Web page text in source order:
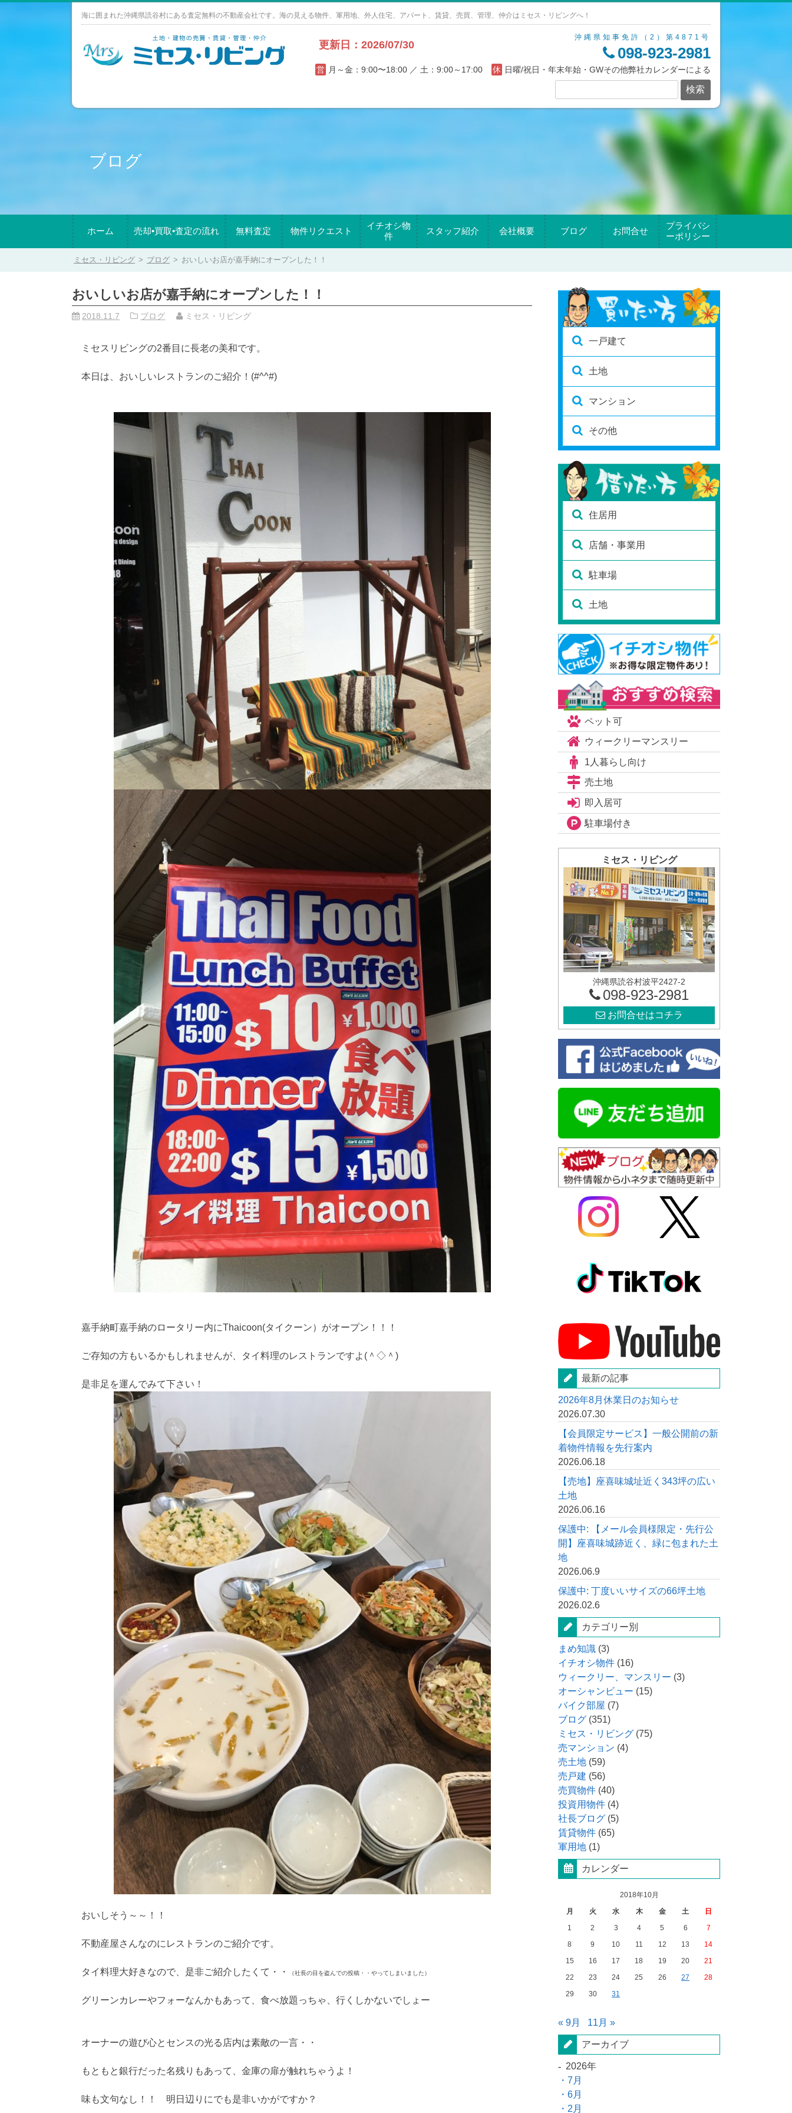
海に囲まれた沖縄県読谷村にある査定無料の不動産会社です。海の見える物件、軍用地、外人住宅、アパート、賃貸、売買、管理、仲介はミセス・リビングへ！
更新日：2026/07/30
沖縄県知事免許（2）第4871号
098-923-2981
営 月～金：9:00〜18:00 ／ 土：9:00～17:00 休 日曜/祝日・年末年始・GWその他弊社カレンダーによる
ブログ
ホーム 売却•買取•査定の流れ 無料査定 物件リクエスト
イチオシ物
件
スタッフ紹介 会社概要 ブログ お問合せ
プライバシ
ーポリシー
ミセス・リビング > ブログ > おいしいお店が嘉手納にオープンした！！
おいしいお店が嘉手納にオープンした！！
2018.11.7 ブログ ミセス・リビング
ミセスリビングの2番目に長老の美和です。
本日は、おいしいレストランのご紹介！(#^^#)
嘉手納町嘉手納のロータリー内にThaicoon(タイクーン）がオープン！！！
ご存知の方もいるかもしれませんが、タイ料理のレストランですよ(＾◇＾)
是非足を運んでみて下さい！
おいしそう～～！！
不動産屋さんなのにレストランのご紹介です。
タイ料理大好きなので、是非ご紹介したくて・・ （社長の目を盗んでの投稿・・やってしまいました）
グリーンカレーやフォーなんかもあって、食べ放題っちゃ、行くしかないでしょー
オーナーの遊び心とセンスの光る店内は素敵の一言・・
もともと銀行だった名残りもあって、金庫の扉が触れちゃうよ！
味も文句なし！！ 明日辺りにでも是非いかがですか？
一戸建て
土地
マンション
その他
住居用
店舗・事業用
駐車場
土地
ペット可
ウィークリーマンスリー
1人暮らし向け
売土地
即入居可
駐車場付き
ミセス・リビング
沖縄県読谷村波平2427-2
098-923-2981
お問合せはコチラ
最新の記事
2026年8月休業日のお知らせ
2026.07.30
【会員限定サービス】一般公開前の新
着物件情報を先行案内
2026.06.18
【売地】座喜味城址近く343坪の広い
土地
2026.06.16
保護中: 【メール会員様限定・先行公
開】座喜味城跡近く、緑に包まれた土
地
2026.06.9
保護中: 丁度いいサイズの66坪土地
2026.02.6
カテゴリー別
まめ知識 (3)
イチオシ物件 (16)
ウィークリー、マンスリー (3)
オーシャンビュー (15)
バイク部屋 (7)
ブログ (351)
ミセス・リビング (75)
売マンション (4)
売土地 (59)
売戸建 (56)
売買物件 (40)
投資用物件 (4)
社長ブログ (5)
賃貸物件 (65)
軍用地 (1)
カレンダー
2018年10月
月
火 水 木 金 土
日
1
2 3 4 5 6
7
8
9 10 11 12 13
14
15
16 17 18 19 20
21
22
23 24 25 26 27
28
29
30 31
« 9月 11月 »
アーカイブ
2026年
7月
6月
2月